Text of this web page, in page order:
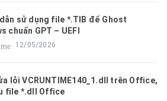
sử dụng file *.TIB để Ghost
chuẩn GPT – UEFI
12/05/2026
lỗi VCRUNTIME140_1.dll trên Office,
file *.dll Office